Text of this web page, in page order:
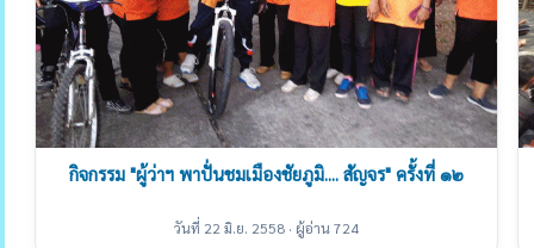
กิจกรรม "ผู้ว่าฯ พาปั่นชมเมืองชัยภูมิ.... สัญจร" ครั้งที่ ๑๒
วันที่ 22 มิ.ย. 2558 · ผู้อ่าน 724